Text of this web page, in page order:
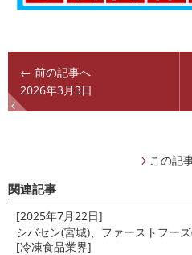
← 前の記事へ
2026年3月3日
この記
関連記事
[2025年7月22日]
シバセン(宮城)、ファーストフー
[冷凍食品業界]